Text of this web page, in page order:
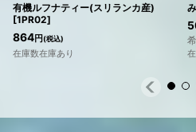
有機ルフナティー(スリランカ産)
[1PR02]
864円(税込)
在庫数在庫あり